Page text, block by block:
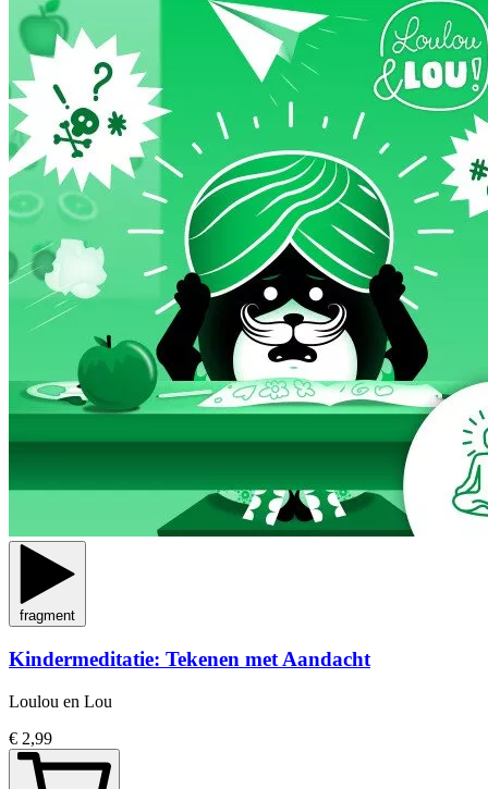
fragment
Kindermeditatie: Tekenen met Aandacht
Loulou en Lou
€ 2,99